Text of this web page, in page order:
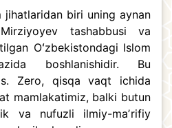
jihatlaridan biri uning aynan
tashabbusi va
Oʻzbekistondagi Islom
boshlanishidir. Bu
Zero, qisqa vaqt ichida
mamlakatimiz, balki butun
va nufuzli ilmiy-maʼrifiy